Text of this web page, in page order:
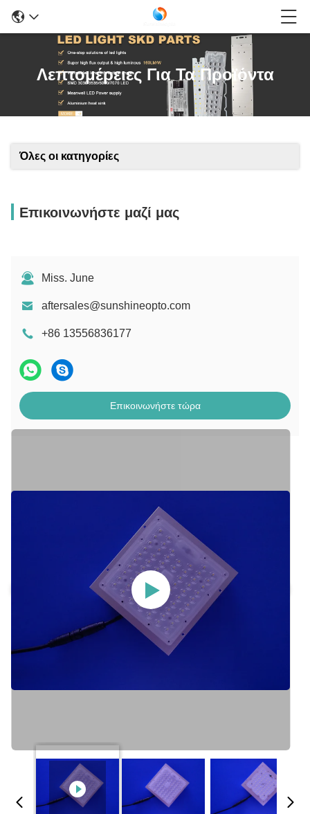
Λεπτομέρειες Για Τα Προϊόντα
Όλες οι κατηγορίες
Επικοινωνήστε μαζί μας
Miss. June
aftersales@sunshineopto.com
+86 13556836177
Επικοινωνήστε τώρα